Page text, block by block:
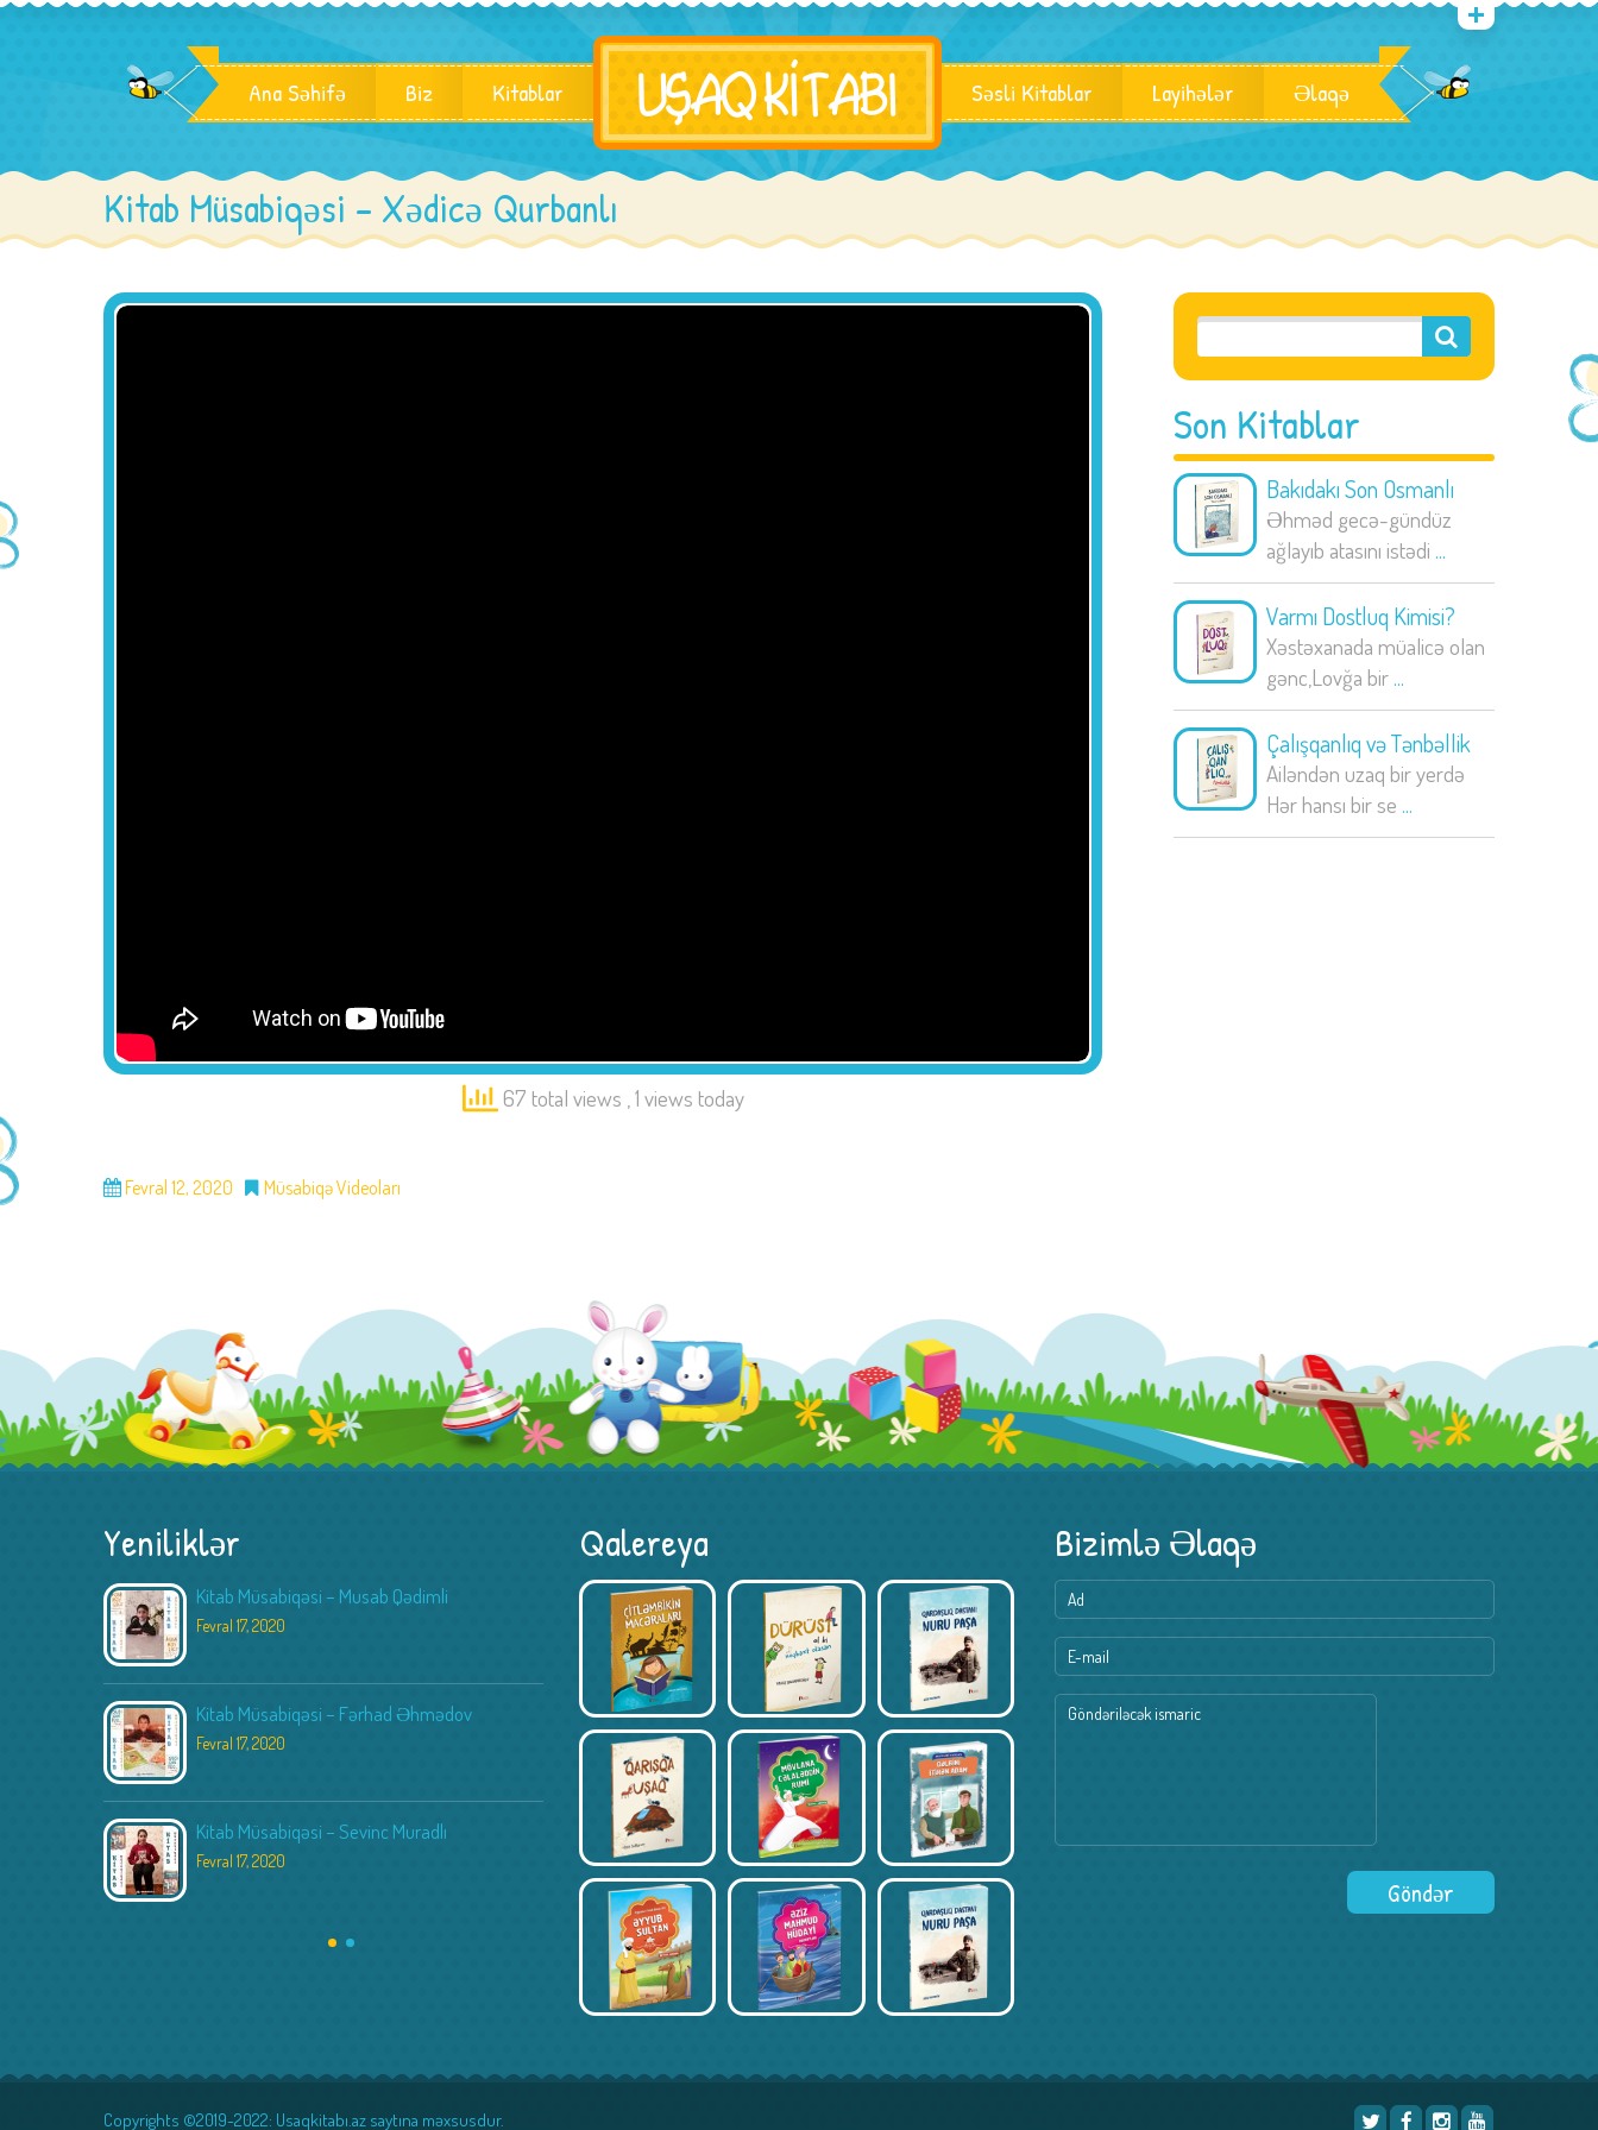
Ana Səhifə Biz Kitablar Səsli Kitablar Layihələr Əlaqə
Kitab Müsabiqəsi – Xədicə Qurbanlı
Son Kitablar
Bakıdakı Son Osmanlı
Əhməd gecə-gündüz
ağlayıb atasını istədi ...
Varmı Dostluq Kimisi?
Xəstəxanada müalicə olan
gənc,Lovğa bir ...
Çalışqanlıq və Tənbəllik
Ailəndən uzaq bir yerdə
Hər hansı bir se ...
67 total views , 1 views today
Fevral 12, 2020 Müsabiqə Videoları
Yeniliklər
Kitab Müsabiqəsi – Musab Qədimli
Fevral 17, 2020
Kitab Müsabiqəsi – Fərhad Əhmədov
Fevral 17, 2020
Kitab Müsabiqəsi – Sevinc Muradlı
Fevral 17, 2020
Kitab Müsabiqəsi – Xədicə Hacıyeva
Fevral 17, 2020
Kitab Müsabiqəsi – Əli İsmayılov
Fevral 17, 2020
Kitab Müsabiqəsi – İncinur Əliyeva
Fevral 17, 2020
Qalereya Bizimlə Əlaqə
Copyrights ©2019-2022: Usaqkitabı.az saytına məxsusdur.